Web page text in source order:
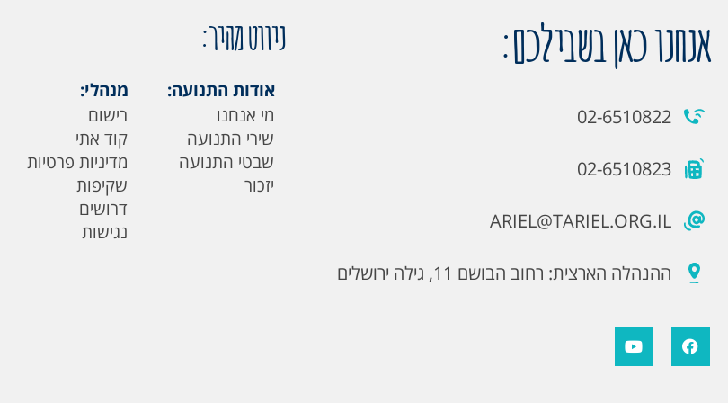
אנחנו כאן בשבילכם:
02-6510822
02-6510823
ARIEL@TARIEL.ORG.IL
ההנהלה הארצית: רחוב הבושם 11, גילה ירושלים
ניווט מהיר:
אודות התנועה:
מי אנחנו
שירי התנועה
שבטי התנועה
יזכור
מנהלי:
רישום
קוד אתי
מדיניות פרטיות
שקיפות
דרושים
נגישות